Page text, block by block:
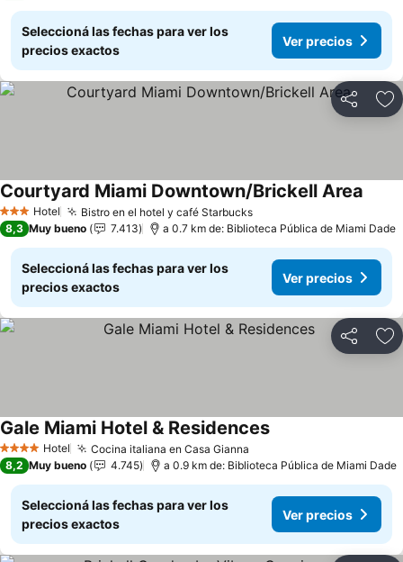
Seleccioná las fechas para ver los
precios exactos
Ver precios
Compartir
3 Estrellas
Hotel Bistro en el hotel y café StarbucksVer precios
Courtyard Miami Downtown/Brickell Area
8,3 Muy bueno 7.413 a 0.7 km de: Biblioteca Pública de Miami Dade
Seleccioná las fechas para ver los
precios exactos
Ver precios
Compartir
4 EstrellasHotel Cocina italiana en Casa Gianna
Gale Miami Hotel & ResidencesVer precios
8,2 Muy bueno 4.745 a 0.9 km de: Biblioteca Pública de Miami Dade
Seleccioná las fechas para ver los
precios exactos
Ver precios